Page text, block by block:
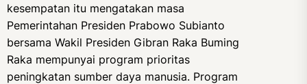
kesempatan itu mengatakan masa
Pemerintahan Presiden Prabowo Subianto
bersama Wakil Presiden Gibran Raka Buming
Raka mempunyai program prioritas
peningkatan sumber daya manusia. Program